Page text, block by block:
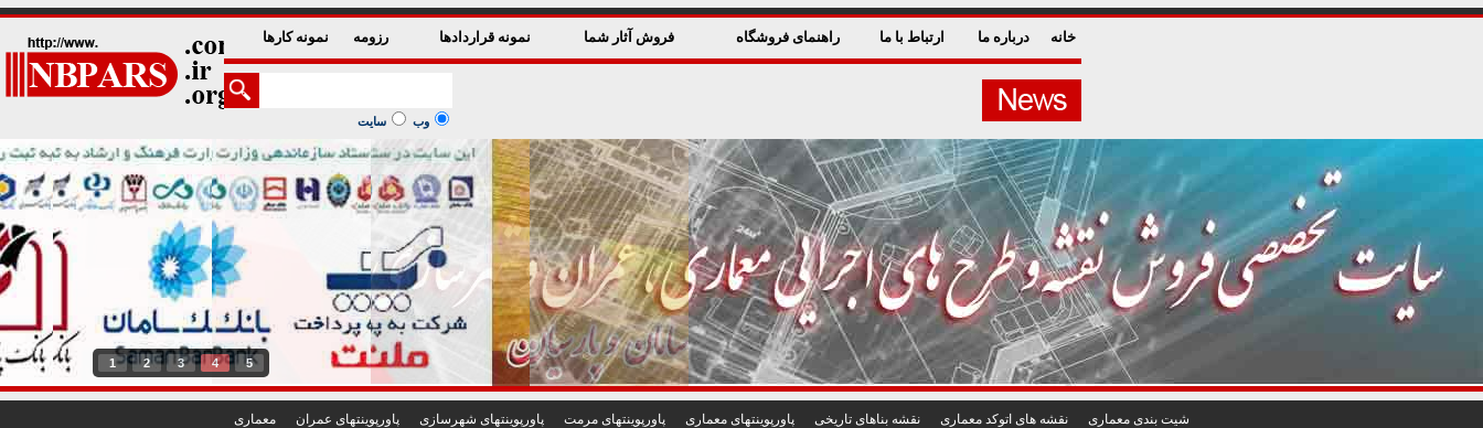
خانه درباره ما ارتباط با ما راهنمای فروشگاه فروش آثار شما نمونه قراردادها رزومه نمونه کارها
وب سایت
1 2 3 4 5
شيت بندی معماری نقشه های اتوکد معماری نقشه بناهای تاريخی پاورپوينتهای معماری پاورپوينتهای مرمت پاورپوينتهای شهرسازی پاورپوينتهای عمران معماری